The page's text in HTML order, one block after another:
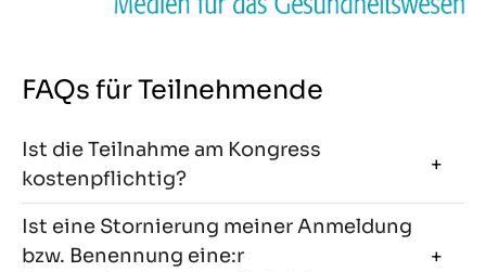
FAQs für Teilnehmende
Ist die Teilnahme am Kongress
kostenpflichtig?
Ist eine Stornierung meiner Anmeldung
bzw. Benennung eine:r